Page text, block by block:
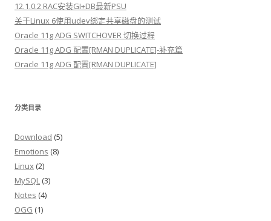
12.1.0.2 RAC安装GI+DB最新PSU
关于Linux 6使用udev绑定共享磁盘的测试
Oracle 11g ADG SWITCHOVER 切换过程
Oracle 11g ADG 配置[RMAN DUPLICATE]-补充篇
Oracle 11g ADG 配置[RMAN DUPLICATE]
分类目录
Download (5)
Emotions (8)
Linux (2)
MySQL (3)
Notes (4)
OGG (1)